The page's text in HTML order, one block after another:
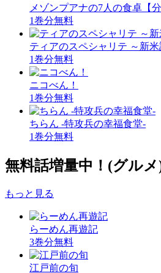
メゾンプアナの7人の食卓【分
1巻分無料
ティアのスペシャリテ ～新
1巻分無料
ニコべん！
1巻分無料
ちらん -特攻兵の幸福食堂-
1巻分無料
無料話増量中！ (グルメ
もっと見る
らーめん再遊記
3巻分無料
江戸前の旬